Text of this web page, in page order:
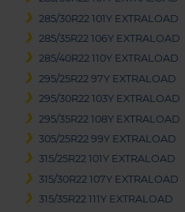
285/30R22 101Y EXTRALOAD
285/35R22 106Y EXTRALOAD
285/40R22 110Y EXTRALOAD
295/25R22 97Y EXTRALOAD
295/30R22 103Y EXTRALOAD
295/35R22 108Y EXTRALOAD
305/25R22 99Y EXTRALOAD
315/25R22 101Y EXTRALOAD
315/30R22 107Y EXTRALOAD
315/35R22 111Y EXTRALOAD